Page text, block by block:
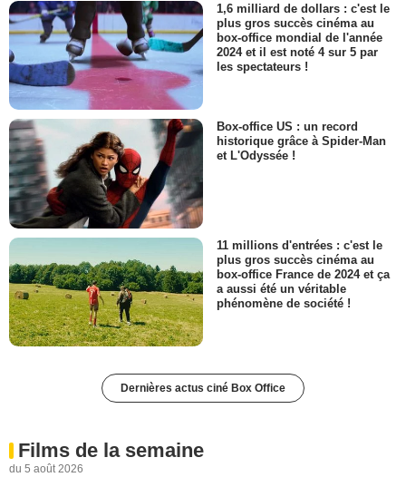
1,6 milliard de dollars : c'est le
plus gros succès cinéma au
box-office mondial de l'année
2024 et il est noté 4 sur 5 par
les spectateurs !
Box-office US : un record
historique grâce à Spider-Man
et L'Odyssée !
11 millions d'entrées : c'est le
plus gros succès cinéma au
box-office France de 2024 et ça
a aussi été un véritable
phénomène de société !
Dernières actus ciné Box Office
Films de la semaine
du 5 août 2026